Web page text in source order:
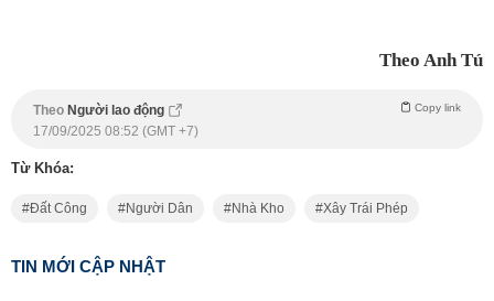
Theo Anh Tú
Theo Người lao động Copy link
17/09/2025 08:52 (GMT +7)
Từ Khóa:
Đất Công Người Dân Nhà Kho Xây Trái Phép
TIN MỚI CẬP NHẬT